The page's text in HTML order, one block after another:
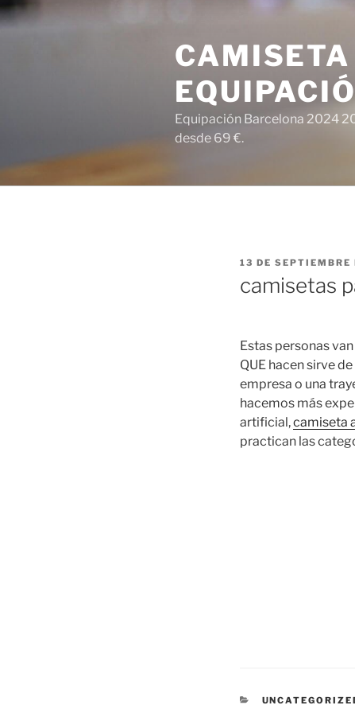
Saltar
al
Equipación Barcelona 2024
desde 69 €.
PUBLICADO
13 DE SEPTIEMBRE
camisetas
Estas personas
QUE hacen sirve
empresa o una
hacemos más
artificial,camiseta
practican las
CATEGORÍAS